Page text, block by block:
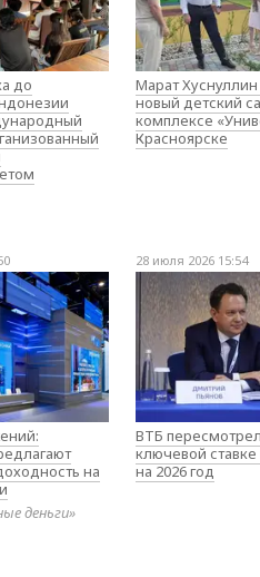
до
Марат
новый детский
комплексе
Красноярске
на
деньги»
28 июля 2026 15:54
ВТБ
ключевой
на 2026 год